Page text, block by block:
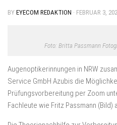
BY EYECOM REDAKTION · FEBRUAR 3,
Foto: Britta Passmann
Augenoptikerinnungen in NRW
Service GmbH Azubis die
Prüfungsvorbereitung per Zoom
Fachleute wie Fritz Passmann (Bild)